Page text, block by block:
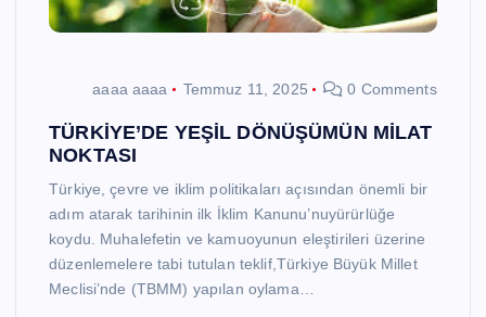
aaaa aaaa Temmuz 11, 2025 0 Comments
TÜRKİYE’DE YEŞİL DÖNÜŞÜMÜN MİLAT
NOKTASI
Türkiye, çevre ve iklim politikaları açısından önemli bir
adım atarak tarihinin ilk İklim Kanunu’nuyürürlüğe
koydu. Muhalefetin ve kamuoyunun eleştirileri üzerine
düzenlemelere tabi tutulan teklif,Türkiye Büyük Millet
Meclisi’nde (TBMM) yapılan oylama…